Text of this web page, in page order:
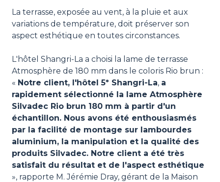
La terrasse, exposée au vent, à la pluie et aux
variations de température, doit préserver son
aspect esthétique en toutes circonstances.
L'hôtel Shangri-La a choisi la lame de terrasse
Atmosphère de 180 mm dans le coloris Rio brun :
« Notre client, l'hôtel 5* Shangri-La, a
rapidement sélectionné la lame Atmosphère
Silvadec Rio brun 180 mm à partir d'un
échantillon. Nous avons été enthousiasmés
par la facilité de montage sur lambourdes
aluminium, la manipulation et la qualité des
produits Silvadec. Notre client a été très
satisfait du résultat et de l'aspect esthétique
», rapporte M. Jérémie Dray, gérant de la Maison